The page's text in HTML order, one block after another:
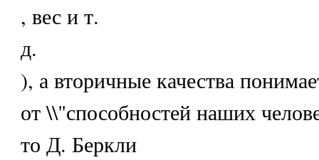
, вес и т.
д.
), а вторичные качества
от \\"способностей наших
то Д. Беркли